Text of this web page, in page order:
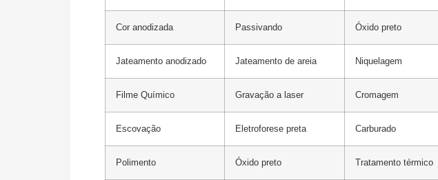
Cor anodizada Passivando Óxido preto
Jateamento anodizado Jateamento de areia Niquelagem
Filme Químico Gravação a laser Cromagem
Escovação Eletroforese preta Carburado
Polimento Óxido preto Tratamento térmico